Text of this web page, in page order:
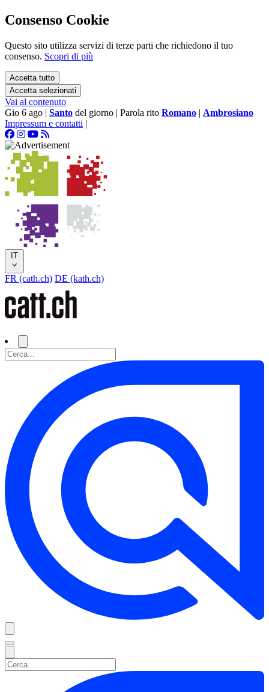
Consenso Cookie
Questo sito utilizza servizi di terze parti che richiedono il tuo
consenso. Scopri di più
Accetta tutto
Accetta selezionati
Vai al contenuto
Gio 6 ago | Santo del giorno | Parola rito Romano | Ambrosiano
Impressum e contatti |
IT
FR (cath.ch) DE (kath.ch)